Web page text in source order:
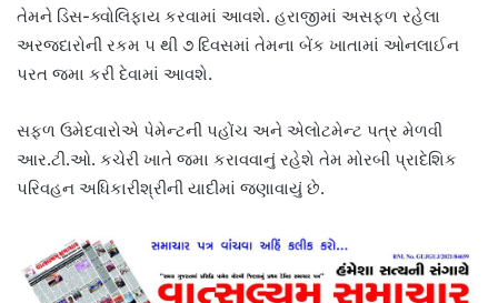
તેમને ડિસ-ક્વોલિફાય કરવામાં આવશે. હરાજીમાં અસફળ રહેલા
અરજદારોની રકમ ૫ થી ૭ દિવસમાં તેમના બેંક ખાતામાં ઓનલાઈન
પરત જમા કરી દેવામાં આવશે.
સફળ ઉમેદવારોએ પેમેન્ટની પહોંચ અને એલોટમેન્ટ પત્ર મેળવી
આર.ટી.ઓ. કચેરી ખાતે જમા કરાવવાનું રહેશે તેમ મોરબી પ્રાદેશિક
પરિવહન અધિકારીશ્રીની યાદીમાં જણાવાયું છે.